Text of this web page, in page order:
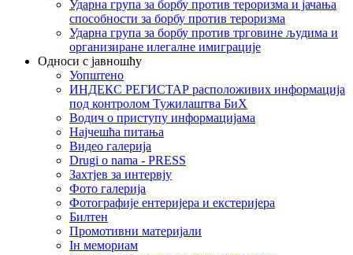
Ударна група за борбу против тероризма и јачања
способности за борбу против тероризма
Ударна група за борбу против трговине људима и
организиране илегалне имиграције
Односи с јавношћу
Уопштено
ИНДЕКС РЕГИСТАР расположивих информација
под контролом Тужилаштва БиХ
Водич о приступу информацијама
Најчешћа питања
Видео галерија
Drugi o nama - PRESS
Захтјев за интервју
Фото галерија
Фотографије ентеријера и екстеријера
Билтен
Промотивни материјали
Iн мемориам